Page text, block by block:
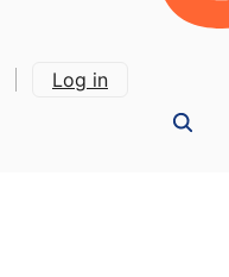
Log in